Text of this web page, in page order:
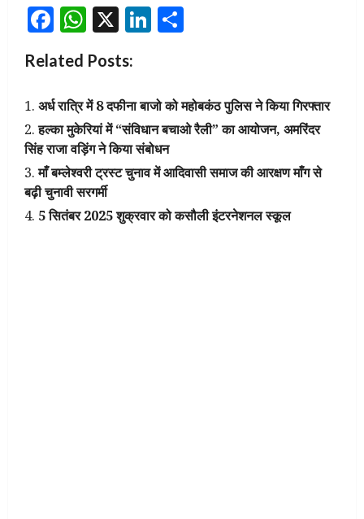
Facebook
WhatsApp
X LinkedIn
Related Posts:
अर्ध रात्रि में 8 दफीना बाजो को महोबकंठ पुलिस ने किया गिरफ्तार
हल्का मुकेरियां में “संविधान बचाओ रैली” का आयोजन, अमरिंदर
सिंह राजा वड़िंग ने किया संबोधन
माँ बम्लेश्वरी ट्रस्ट चुनाव में आदिवासी समाज की आरक्षण माँग से
बढ़ी चुनावी सरगर्मी
5 सितंबर 2025 शुक्रवार को कसौली इंटरनेशनल स्कूल